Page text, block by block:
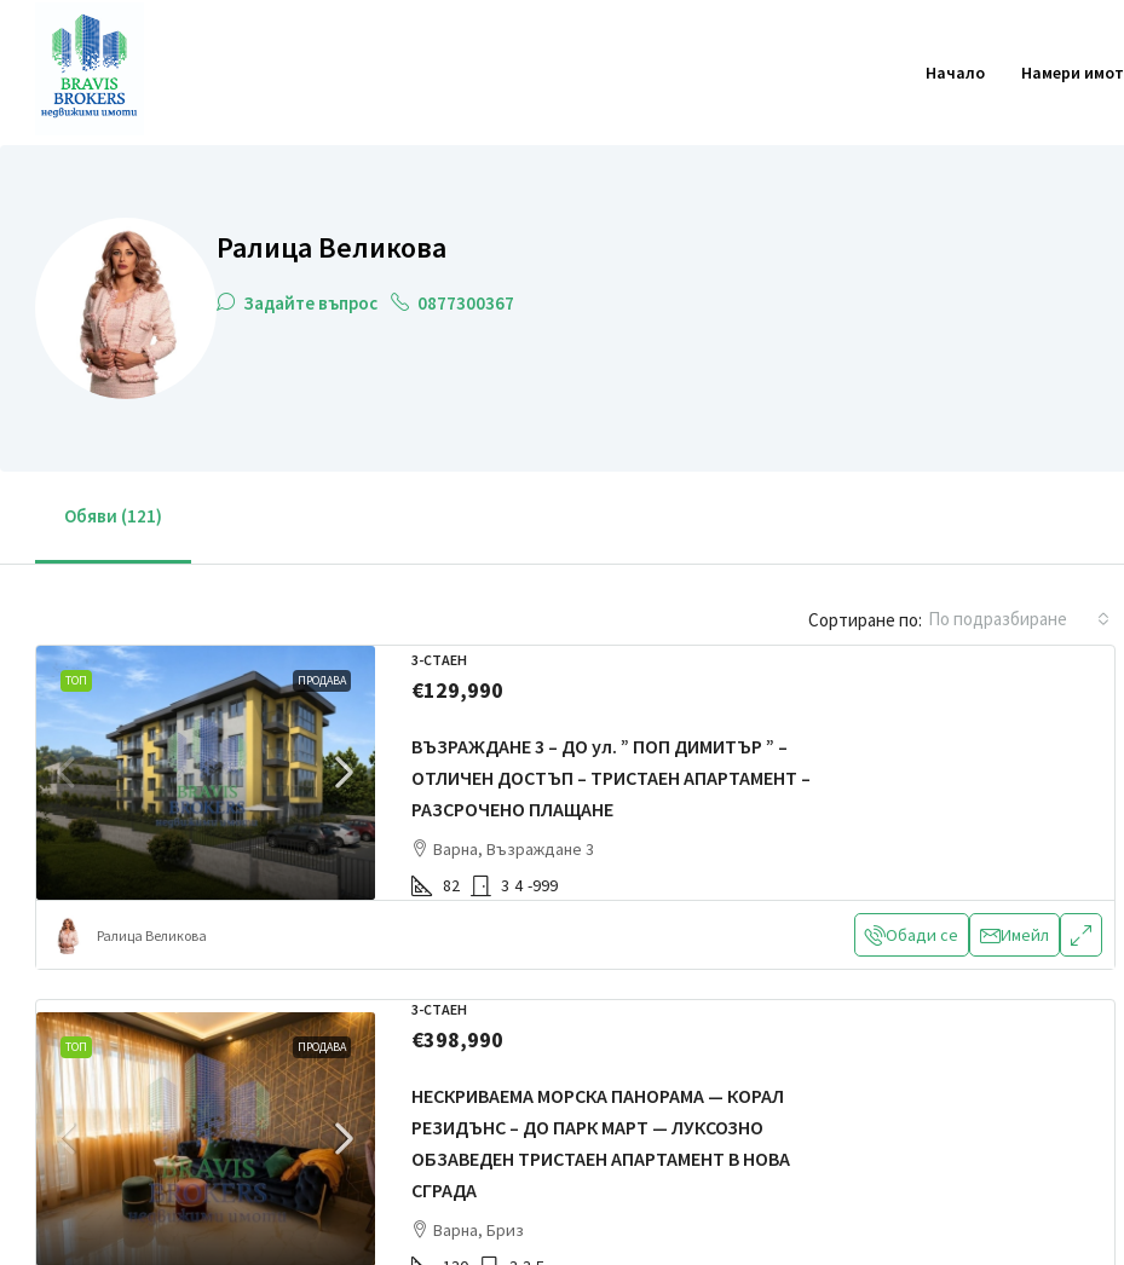
Начало Намери имот
Ралица Великова
Задайте въпрос 0877300367
Обяви (121)
Сортиране по: По подразбиране
ТОП ПРОДАВА
3-СТАЕН
€129,990
ВЪЗРАЖДАНЕ 3 – ДО ул. ” ПОП ДИМИТЪР ” –
ОТЛИЧЕН ДОСТЪП – ТРИСТАЕН АПАРТАМЕНТ –
РАЗСРОЧЕНО ПЛАЩАНЕ
Варна, Възраждане 3
82
3 4 -999
Ралица Великова Обади се Имейл
ТОП ПРОДАВА
3-СТАЕН
€398,990
НЕСКРИВАЕМА МОРСКА ПАНОРАМА — КОРАЛ
РЕЗИДЪНС – ДО ПАРК МАРТ — ЛУКСОЗНО
ОБЗАВЕДЕН ТРИСТАЕН АПАРТАМЕНТ В НОВА
СГРАДА
Варна, Бриз